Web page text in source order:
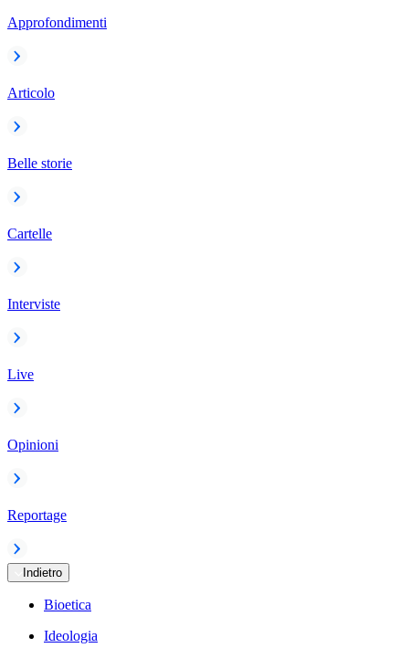
Approfondimenti
Articolo
Belle storie
Cartelle
Interviste
Live
Opinioni
Reportage
Indietro
Bioetica
Ideologia